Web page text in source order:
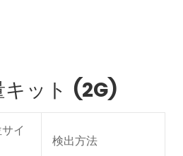
ット (2G)
イ
検出方法